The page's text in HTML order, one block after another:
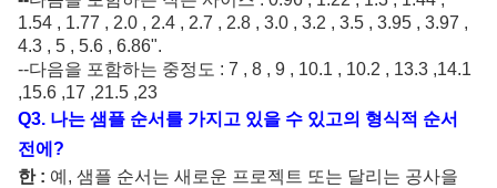
1.54 , 1.77 , 2.0 , 2.4 , 2.7 , 2.8 , 3.0 , 3.2 , 3.5 , 3.95 , 3.97 ,
4.3 , 5 , 5.6 , 6.86".
--다음을 포함하는 중정도 : 7 , 8 , 9 , 10.1 , 10.2 , 13.3 ,14.1
,15.6 ,17 ,21.5 ,23
Q3. 나는 샘플 순서를 가지고 있을 수 있고의 형식적 순서
전에?
한 : 예, 샘플 순서는 새로운 프로젝트 또는 달리는 공사을